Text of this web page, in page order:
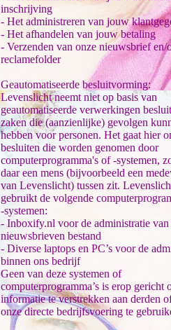
inschrijving
- Het administreren van jouw
- Het afhandelen van jouw betaling
- Verzenden van onze nieuwsbrief en/
reclamefolder
Geautomatiseerde besluitvorming:
Levenslicht neemt niet op basis van
geautomatiseerde verwerkingen
zaken die (aanzienlijke) gevolgen
hebben voor personen. Het gaat hier
besluiten die worden genomen door
computerprogramma's of -systemen,
daar een mens (bijvoorbeeld een
van Levenslicht) tussen zit.
gebruikt de volgende
-systemen:
- Inboxify.nl voor de administratie van
nieuwsbrieven bestand
- Diverse laptops en PC’s voor de
binnen ons bedrijf
Geen van deze systemen of
computerprogramma’s is erop gericht
informatie te verstrekken aan derden
onze directe bedrijfsvoering te